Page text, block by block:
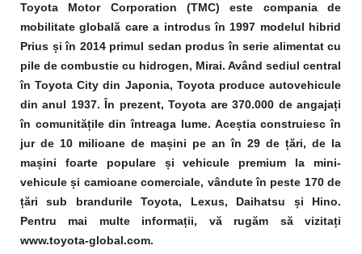
Toyota Motor Corporation (TMC) este compania de
mobilitate globală care a introdus în 1997 modelul hibrid
Prius și în 2014 primul sedan produs în serie alimentat cu
pile de combustie cu hidrogen, Mirai. Având sediul central
în Toyota City din Japonia, Toyota produce autovehicule
din anul 1937. În prezent, Toyota are 370.000 de angajați
în comunitățile din întreaga lume. Aceștia construiesc în
jur de 10 milioane de mașini pe an în 29 de țări, de la
mașini foarte populare și vehicule premium la mini-
vehicule și camioane comerciale, vândute în peste 170 de
țări sub brandurile Toyota, Lexus, Daihatsu și Hino.
Pentru mai multe informații, vă rugăm să vizitați
www.toyota-global.com.